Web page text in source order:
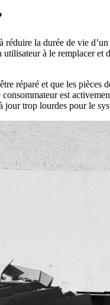
réduire la durée de vie
à le remplacer et
réparé et que les pièces
est
jour trop lourdes pour le